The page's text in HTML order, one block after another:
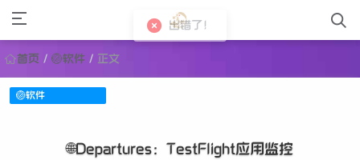
首页 / 🏐软件 / 正文
🏐软件
🌐Departures：TestFlight应用监控
出错了！